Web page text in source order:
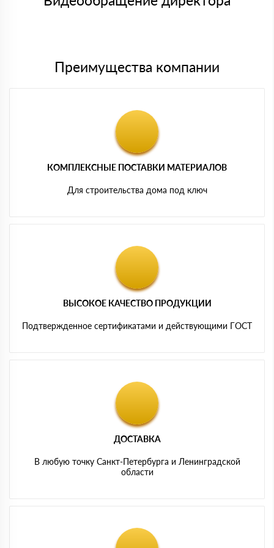
Преимущества компании
КОМПЛЕКСНЫЕ ПОСТАВКИ МАТЕРИАЛОВ
Для строительства дома под ключ
ВЫСОКОЕ КАЧЕСТВО ПРОДУКЦИИ
Подтвержденное сертификатами и действующими ГОСТ
ДОСТАВКА
В любую точку Санкт-Петербурга и Ленинградской
области